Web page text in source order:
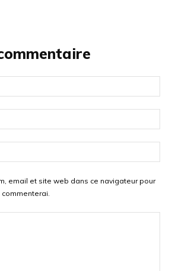
email et site web dans ce navigateur pour